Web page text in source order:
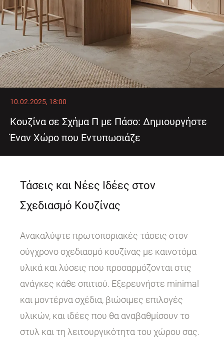
10.02.2025, 18:00
Κουζίνα σε Σχήμα Π με Πάσο: Δημιουργήστε
Έναν Χώρο που Εντυπωσιάζε
Τάσεις και Νέες Ιδέες στον
Σχεδιασμό Κουζίνας
Ανακαλύψτε πρωτοποριακές τάσεις στον
σύγχρονο σχεδιασμό κουζίνας με καινοτόμα
υλικά και λύσεις που προσαρμόζονται στις
ανάγκες κάθε σπιτιού. Εξερευνήστε minimal
και μοντέρνα σχέδια, βιώσιμες επιλογές
υλικών, και ιδέες που θα αναβαθμίσουν το
στυλ και τη λειτουργικότητα του χώρου σας.